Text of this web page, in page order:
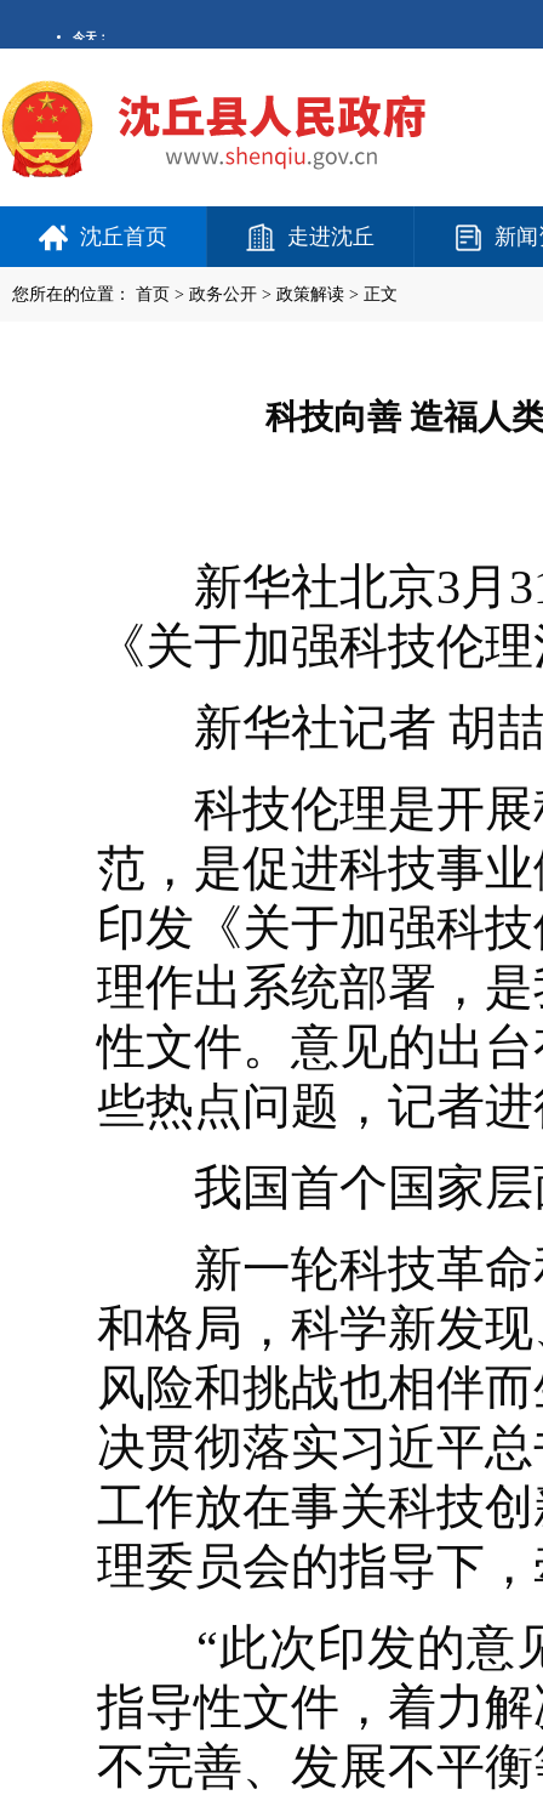
沈丘首页 走进沈丘 新
您所在的位置： 首页 > 政务公开 > 政策解读 > 正文
科技向善 造福人
新华社北京3月
《关于加强科技伦
新华社记者 胡喆
科技伦理是开展
范，是促进科技事
印发《关于加强科
理作出系统部署，
性文件。意见的出
些热点问题，记者
我国首个国家层
新一轮科技革命
和格局，科学新发
风险和挑战也相伴
决贯彻落实习近平
工作放在事关科技
理委员会的指导下
“此次印发的意见
指导性文件，着力
不完善、发展不平